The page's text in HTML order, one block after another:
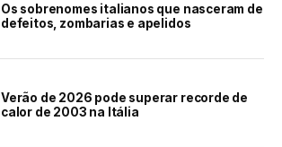
Os sobrenomes italianos que nasceram de
defeitos, zombarias e apelidos
Verão de 2026 pode superar recorde de
calor de 2003 na Itália